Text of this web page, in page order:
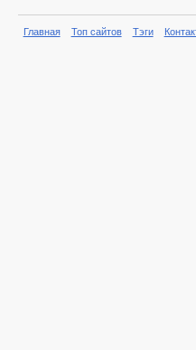
Главная Топ сайтов Тэги